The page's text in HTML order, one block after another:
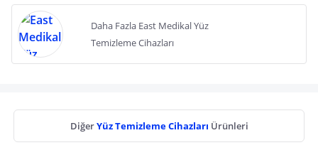
Daha Fazla East Medikal Yüz
Temizleme Cihazları
DiğerYüz Temizleme Cihazları Ürünleri